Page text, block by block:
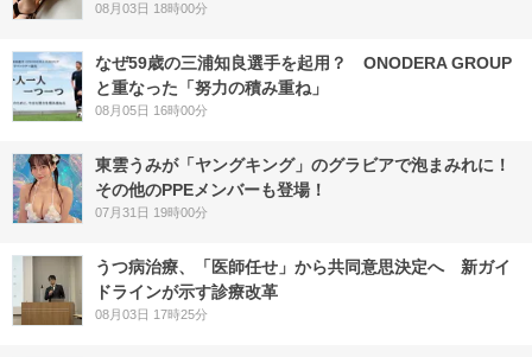
08月03日 18時00分
なぜ59歳の三浦知良選手を起用？ ONODERA GROUP
と重なった「努力の積み重ね」
08月05日 16時00分
東雲うみが「ヤングキング」のグラビアで泡まみれに！
その他のPPEメンバーも登場！
07月31日 19時00分
うつ病治療、「医師任せ」から共同意思決定へ 新ガイ
ドラインが示す診療改革
08月03日 17時25分